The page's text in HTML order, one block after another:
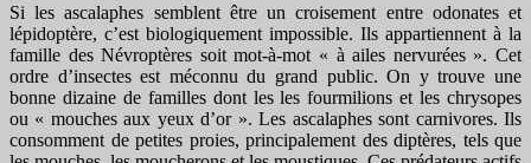
Si les ascalaphes semblent être un croisement entre odonates et
lépidoptère, c’est biologiquement impossible. Ils appartiennent à la
famille des Névroptères soit mot-à-mot « à ailes nervurées ». Cet
ordre d’insectes est méconnu du grand public. On y trouve une
bonne dizaine de familles dont les les fourmilions et les chrysopes
ou « mouches aux yeux d’or ». Les ascalaphes sont carnivores. Ils
consomment de petites proies, principalement des diptères, tels que